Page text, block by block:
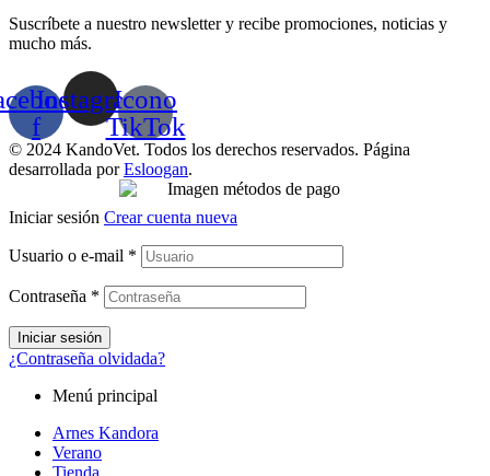
Suscríbete a nuestro newsletter y recibe promociones, noticias y
mucho más.
f
InstagramIcono
TikTok
© 2024 KandoVet. Todos los derechos reservados. Página
desarrollada porEsloogan.
Iniciar sesión Crear cuenta nueva
Usuario o e-mail *
Contraseña *
Iniciar sesión
¿Contraseña olvidada?
Menú principal
Arnes Kandora
Verano
Tienda